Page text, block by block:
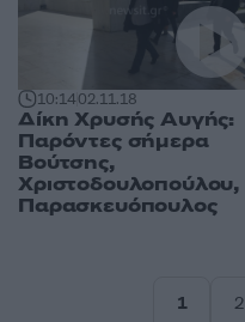
10:1402.11.18
Δίκη Χρυσής Αυγής:
Παρόντες σήμερα
Βούτσης,
Χριστοδουλοπούλου,
Παρασκευόπουλος
1
2